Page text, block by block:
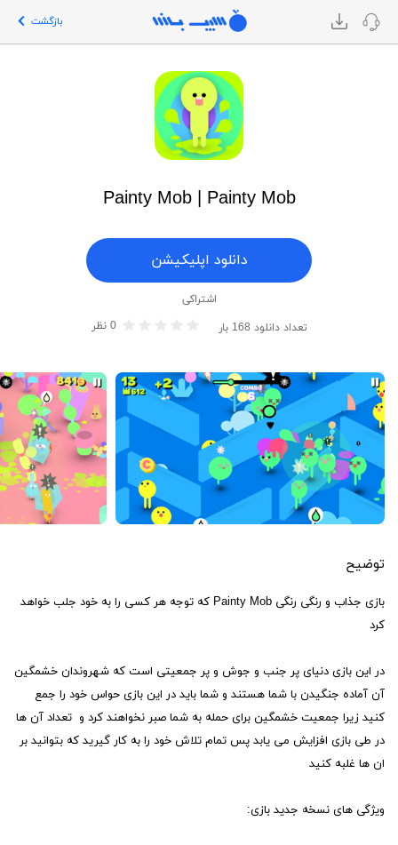
بازگشت
Painty Mob | Painty Mob
دانلود اپلیکیشن
اشتراکی
تعداد دانلود 168 بار 0 نظر
توضیح
بازی جذاب و رنگی رنگی Painty Mob که توجه هر کسی را به خود جلب خواهد
کرد
در این بازی دنیای پر جنب و جوش و پر جمعیتی است که شهروندان خشمگین
آن آماده جنگیدن با شما هستند و شما باید در این بازی حواس خود را جمع
کنید زیرا جمعیت خشمگین برای حمله به شما صبر نخواهند کرد و تعداد آن ها
در طی بازی افزایش می یابد پس تمام تلاش خود را به کار گیرید که بتوانید بر
ان ها غلبه کنید
ویژگی های نسخه جدید بازی: